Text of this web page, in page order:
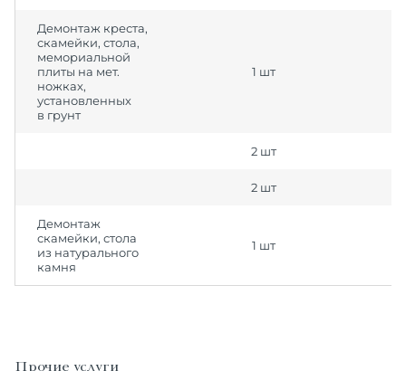
Демонтаж креста,
скамейки, стола,
мемориальной
плиты на мет.
ножках,
установленных
в грунт
1 шт
2 шт
2 шт
Демонтаж
скамейки, стола
из натурального
камня
1 шт